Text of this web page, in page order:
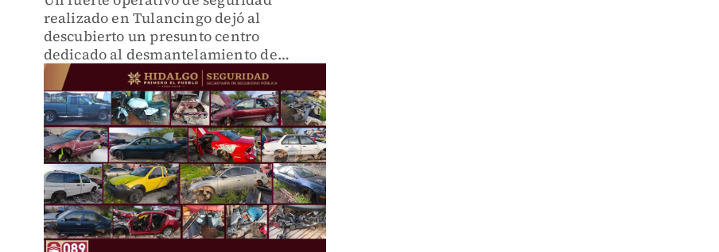
realizado en Tulancingo dejó al
descubierto un presunto centro
dedicado al desmantelamiento de
vehículos robados.